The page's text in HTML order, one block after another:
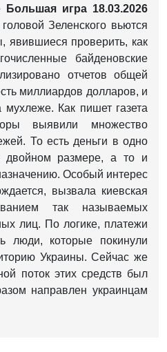
Большая игра 18.03.2026
Зеленского вьются
явившиеся проверить, как
байденовские
отчетов общей
миллиардов долларов, и
Как пишет газета
выявили множество
То есть деньги в одно
двойном размере, а то и
Особый интерес
вызвала киевская
так называемых
лиц. По логике, платежи
люди, которые покинули
Украины. Сейчас же
поток этих средств был
направлен украинцам